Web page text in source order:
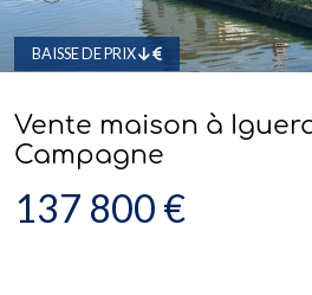
BAISSE DE PRIX
Vente maison à
Campagne
137 800 €